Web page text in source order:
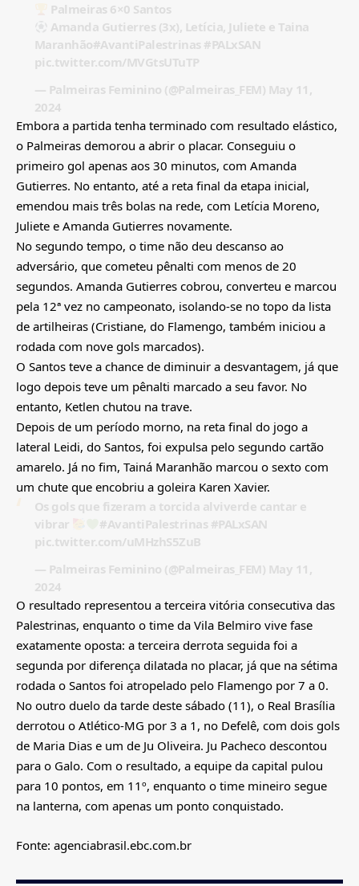
Palmeiras 6×0 Santos
Amanda Gutierres (3x), Letícia, Juliete e Taina
Maranhão#AvantiPalestrinas #PALxSAN
pic.twitter.com/MVGtsUTuTP
— Palmeiras Feminino (@Palmeiras_FEM) May 11,
2024
Embora a partida tenha terminado com resultado elástico,
o Palmeiras demorou a abrir o placar. Conseguiu o
primeiro gol apenas aos 30 minutos, com Amanda
Gutierres. No entanto, até a reta final da etapa inicial,
emendou mais três bolas na rede, com Letícia Moreno,
Juliete e Amanda Gutierres novamente.
No segundo tempo, o time não deu descanso ao
adversário, que cometeu pênalti com menos de 20
segundos. Amanda Gutierres cobrou, converteu e marcou
pela 12ª vez no campeonato, isolando-se no topo da lista
de artilheiras (Cristiane, do Flamengo, também iniciou a
rodada com nove gols marcados).
O Santos teve a chance de diminuir a desvantagem, já que
logo depois teve um pênalti marcado a seu favor. No
entanto, Ketlen chutou na trave.
Depois de um período morno, na reta final do jogo a
lateral Leidi, do Santos, foi expulsa pelo segundo cartão
amarelo. Já no fim, Tainá Maranhão marcou o sexto com
um chute que encobriu a goleira Karen Xavier.
Os gols que fizeram a torcida alviverde cantar e
vibrar
#AvantiPalestrinas #PALxSAN
pic.twitter.com/uMHzhS5ZuB
— Palmeiras Feminino (@Palmeiras_FEM) May 11,
2024
O resultado representou a terceira vitória consecutiva das
Palestrinas, enquanto o time da Vila Belmiro vive fase
exatamente oposta: a terceira derrota seguida foi a
segunda por diferença dilatada no placar, já que na sétima
rodada o Santos foi atropelado pelo Flamengo por 7 a 0.
No outro duelo da tarde deste sábado (11), o Real Brasília
derrotou o Atlético-MG por 3 a 1, no Defelê, com dois gols
de Maria Dias e um de Ju Oliveira. Ju Pacheco descontou
para o Galo. Com o resultado, a equipe da capital pulou
para 10 pontos, em 11º, enquanto o time mineiro segue
na lanterna, com apenas um ponto conquistado.
Fonte: agenciabrasil.ebc.com.br